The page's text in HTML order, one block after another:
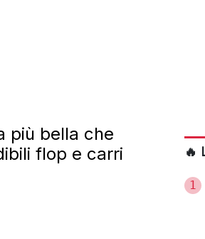
più bella che
flop e carri
🔥
1